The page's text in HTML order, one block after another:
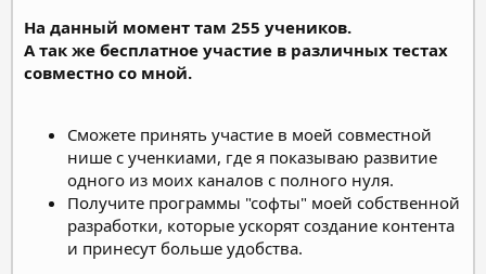
На данный момент там 255 учеников.
А так же бесплатное участие в различных тестах
совместно со мной.
Сможете принять участие в моей совместной
нише с ученкиами, где я показываю развитие
одного из моих каналов с полного нуля.
Получите программы "софты" моей собственной
разработки, которые ускорят создание контента
и принесут больше удобства.